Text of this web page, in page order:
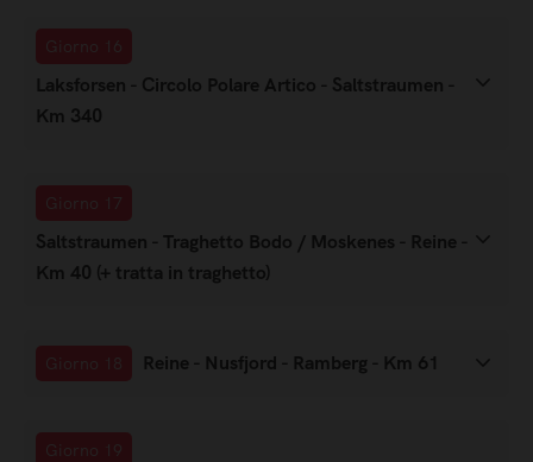
Giorno 16
Laksforsen - Circolo Polare Artico - Saltstraumen -
Km 340
Giorno 17
Saltstraumen - Traghetto Bodo / Moskenes - Reine -
Km 40 (+ tratta in traghetto)
Giorno 18 Reine - Nusfjord - Ramberg - Km 61
Giorno 19